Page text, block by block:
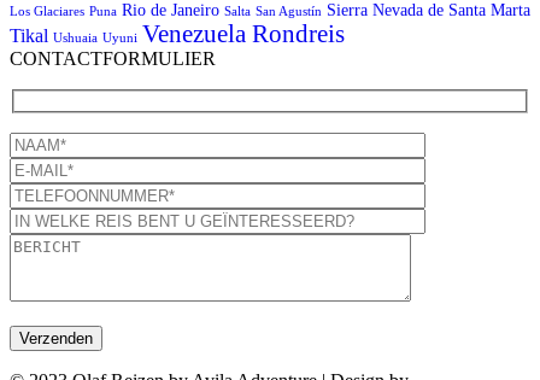
Los Glaciares Puna Rio de Janeiro Salta San Agustín Sierra Nevada de Santa Marta
Tikal Ushuaia Uyuni Venezuela Rondreis
CONTACTFORMULIER